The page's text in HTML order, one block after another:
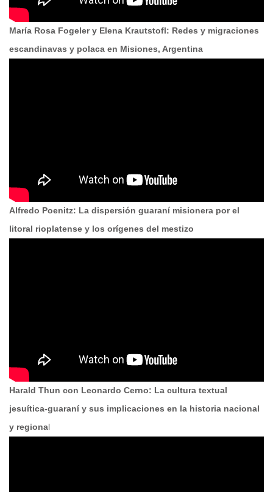
María Rosa Fogeler y Elena Krautstofl: Redes y migraciones
escandinavas y polaca en Misiones, Argentina
Alfredo Poenitz: La dispersión guaraní misionera por el
litoral rioplatense y los orígenes del mestizo
Harald Thun con Leonardo Cerno: La cultura textual
jesuítica-guaraní y sus implicaciones en la historia nacional
y regiona